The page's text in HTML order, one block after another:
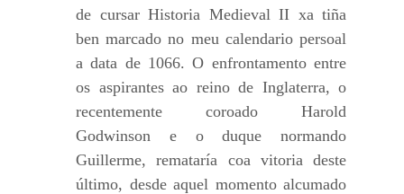
de cursar Historia Medieval II xa tiña
ben marcado no meu calendario persoal
a data de 1066. O enfrontamento entre
os aspirantes ao reino de Inglaterra, o
recentemente coroado Harold
Godwinson e o duque normando
Guillerme, remataría coa vitoria deste
último, desde aquel momento alcumado